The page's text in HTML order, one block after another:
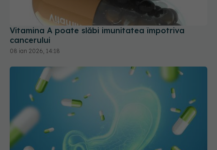
08 ian 2026, 14:18
Ce trebuie să știi despre medicamentele pentru